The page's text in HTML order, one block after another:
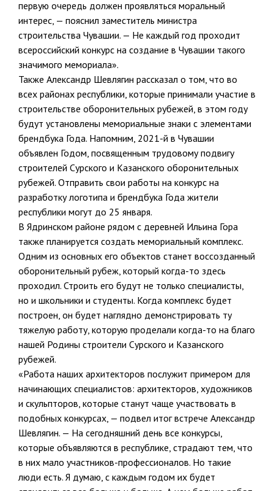
первую очередь должен проявляться моральный
интерес, — пояснил заместитель министра
строительства Чувашии. — Не каждый год проходит
всероссийский конкурс на создание в Чувашии такого
значимого мемориала».
Также Александр Шевлягин рассказал о том, что во
всех районах республики, которые принимали участие в
строительстве оборонительных рубежей, в этом году
будут установлены мемориальные знаки с элементами
брендбука Года. Напомним, 2021-й в Чувашии
объявлен Годом, посвященным трудовому подвигу
строителей Сурского и Казанского оборонительных
рубежей. Отправить свои работы на конкурс на
разработку логотипа и брендбука Года жители
республики могут до 25 января.
В Ядринском районе рядом с деревней Ильина Гора
также планируется создать мемориальный комплекс.
Одним из основных его объектов станет воссозданный
оборонительный рубеж, который когда-то здесь
проходил. Строить его будут не только специалисты,
но и школьники и студенты. Когда комплекс будет
построен, он будет наглядно демонстрировать ту
тяжелую работу, которую проделали когда-то на благо
нашей Родины строители Сурского и Казанского
рубежей.
«Работа наших архитекторов послужит примером для
начинающих специалистов: архитекторов, художников
и скульпторов, которые станут чаще участвовать в
подобных конкурсах, — подвел итог встрече Александр
Шевлягин. — На сегодняшний день все конкурсы,
которые объявляются в республике, страдают тем, что
в них мало участников-профессионалов. Но такие
люди есть. Я думаю, с каждым годом их будет